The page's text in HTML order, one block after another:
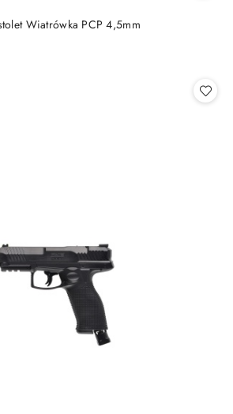
Wiatrówka PCP 4,5mm